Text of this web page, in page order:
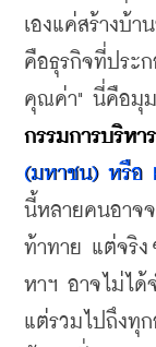
เองแค่สร้างบ้
คือธุรกิจที่ประก
คุณค่า" นี่คือมุม
กรรมการบริหาร
(มหาชน) หรือ
นี้หลายคนอาจ
ท้าทาย แต่จริง
หาฯ อาจไม่ได้
แต่รวมไปถึงทุก